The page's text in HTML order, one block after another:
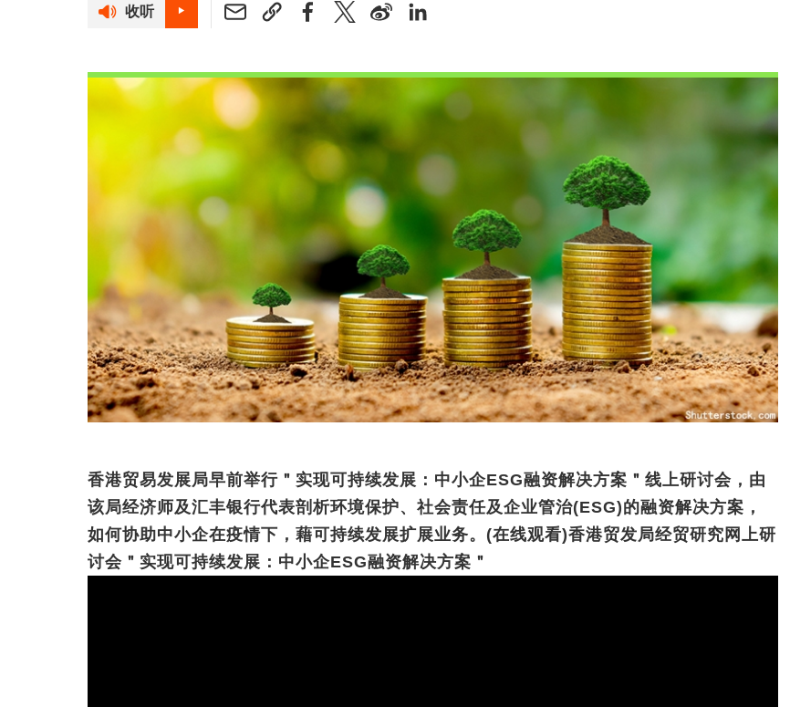
收听
香港贸易发展局早前举行＂实现可持续发展：中小企ESG融资解决方案＂线上研讨会，由
该局经济师及汇丰银行代表剖析环境保护、社会责任及企业管治(ESG)的融资解决方案，
如何协助中小企在疫情下，藉可持续发展扩展业务。 (在线观看)香港贸发局经贸研究网上研
讨会＂实现可持续发展：中小企ESG融资解决方案＂